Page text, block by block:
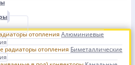
Алюминиевые
Биметаллические